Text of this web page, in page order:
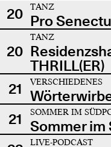
20
TANZ
Pro
20
TANZ
THRILL(ER)
21
VERSCHIEDENES
21
SOMMER IM
Sommer im
LIVE-PODCAST